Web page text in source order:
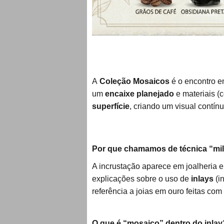
A Coleção Mosaicos é o encontro
um encaixe planejado e materiais
superfície, criando um visual
Por que chamamos de técnica
A incrustação aparece em joalheria
explicações sobre o uso de inlays
referência a joias em ouro feitas com